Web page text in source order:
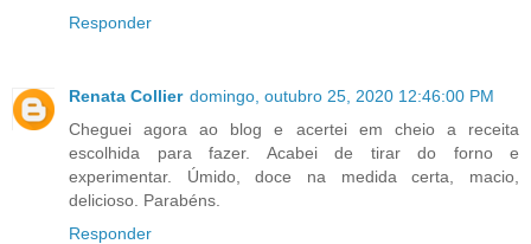
Responder
Renata Collier domingo, outubro 25, 2020 12:46:00 PM
Cheguei agora ao blog e acertei em cheio a receita
escolhida para fazer. Acabei de tirar do forno e
experimentar. Úmido, doce na medida certa, macio,
delicioso. Parabéns.
Responder